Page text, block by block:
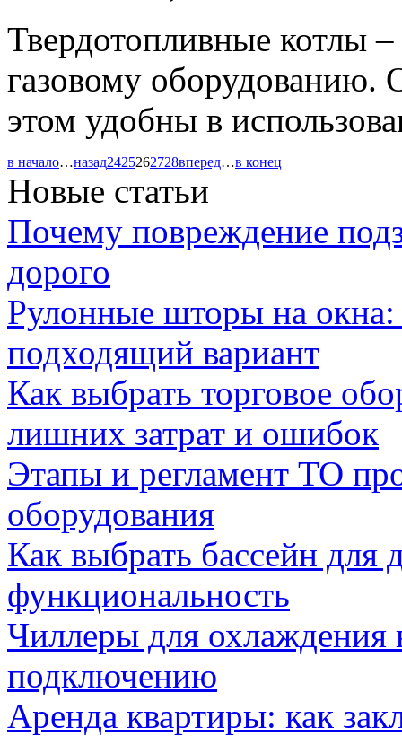
Твердотопливные котлы –
газовому оборудованию.
этом удобны в
в начало…назад2425262728вперед…в конец
Новые статьи
Почему повреждение
дорого
Рулонные шторы на
подходящий вариант
Как выбрать торговое
лишних затрат и ошибок
Этапы и регламент ТО
оборудования
Как выбрать бассейн для
функциональность
Чиллеры для охлаждения
подключению
Аренда квартиры: как